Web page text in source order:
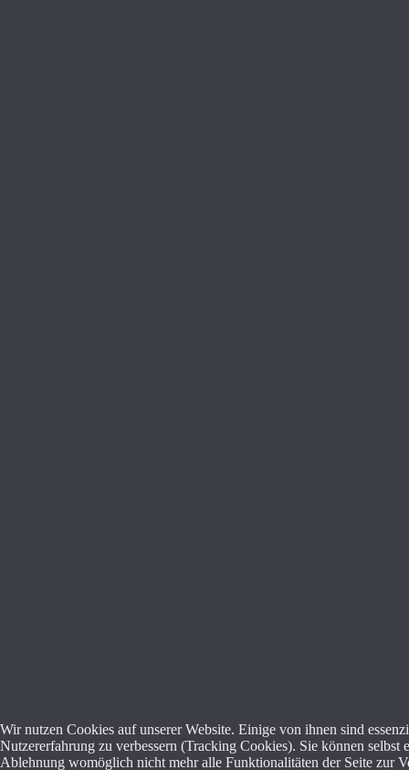
Wir nutzen Cookies auf unserer Website. Einige von ihnen sind
Nutzererfahrung zu verbessern (Tracking Cookies). Sie können selbst
Ablehnung womöglich nicht mehr alle Funktionalitäten der Seite zur